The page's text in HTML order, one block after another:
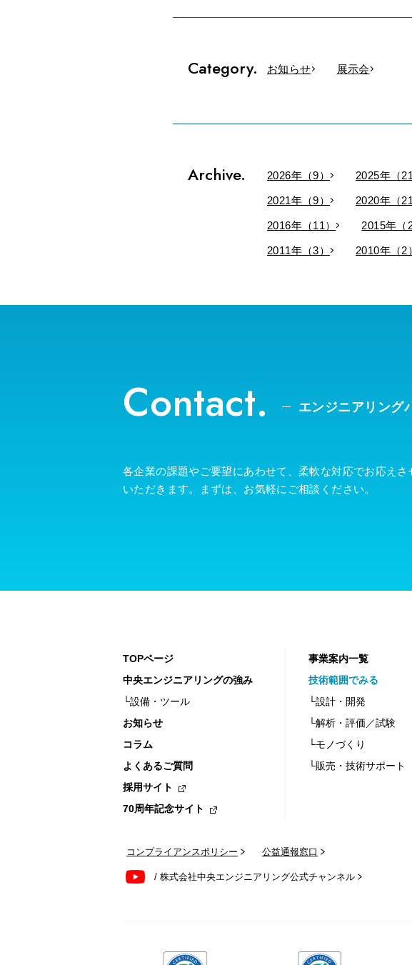
Category. お知らせ 展示会
Archive. 2026年（9） 2025年（21
2021年（9） 2020年（21
2016年（11） 2015年（2
2011年（3） 2010年（2）
Contact. エンジニアリング
各企業の課題やご要望にあわせて、柔軟な対応でお応えさ
いただきます。まずは、お気軽にご相談ください。
TOPページ
中央エンジニアリングの強み
└設備・ツール
お知らせ
コラム
よくあるご質問
採用サイト
70周年記念サイト
事業案内一覧
技術範囲でみる
└設計・開発
└解析・評価／試験
└モノづくり
└販売・技術サポート
コンプライアンスポリシー 公益通報窓口
/ 株式会社中央エンジニアリング公式チャンネル